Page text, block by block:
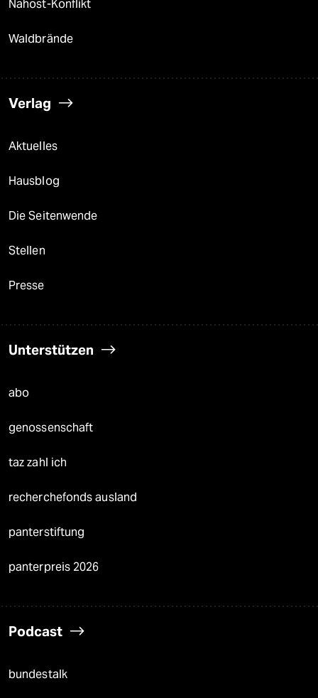
Nahost-Konflikt
Waldbrände
Verlag
Aktuelles
Hausblog
Die Seitenwende
Stellen
Presse
Unterstützen
abo
genossenschaft
taz zahl ich
recherchefonds ausland
panterstiftung
panterpreis 2026
Podcast
bundestalk